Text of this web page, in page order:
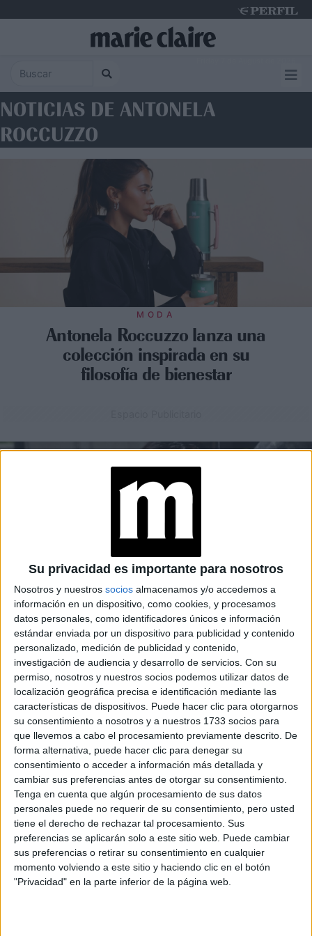
Su privacidad es importante para nosotros
Nosotros y nuestros socios almacenamos y/o accedemos a
información en un dispositivo, como cookies, y procesamos
datos personales, como identificadores únicos e información
estándar enviada por un dispositivo para publicidad y contenido
personalizado, medición de publicidad y contenido,
investigación de audiencia y desarrollo de servicios. Con su
permiso, nosotros y nuestros socios podemos utilizar datos de
localización geográfica precisa e identificación mediante las
características de dispositivos. Puede hacer clic para otorgarnos
su consentimiento a nosotros y a nuestros 1733 socios para
que llevemos a cabo el procesamiento previamente descrito. De
forma alternativa, puede hacer clic para denegar su
consentimiento o acceder a información más detallada y
cambiar sus preferencias antes de otorgar su consentimiento.
Tenga en cuenta que algún procesamiento de sus datos
personales puede no requerir de su consentimiento, pero usted
tiene el derecho de rechazar tal procesamiento. Sus
preferencias se aplicarán solo a este sitio web. Puede cambiar
sus preferencias o retirar su consentimiento en cualquier
momento volviendo a este sitio y haciendo clic en el botón
"Privacidad" en la parte inferior de la página web.
NOTICIAS DE ANTONELA
ROCCUZZO
MODA
Antonela Roccuzzo lanza una
colección inspirada en su
filosofía de bienestar
MODA08-01-2026 12:29
Antonela Roccuzzo y Adidas hacen
un GRWM viral con las zapatillas
para entrenar que todas quieren llevar
Las Adidas Dropset 4 se lanzaron de la mano de la
argentina, en el formato favorito de las influencers y
celebridades "Get Ready With Me".
Por Sara González Velásquez